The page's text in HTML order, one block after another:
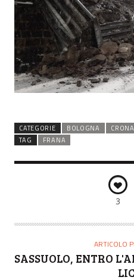
CATEGORIE BOLOGNA
TAG
FRANA
3
ARTICOLO
SASSUOLO, ENTRO